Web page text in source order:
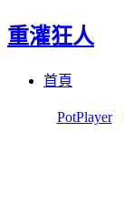
重灌狂人
首頁
PotPlayer